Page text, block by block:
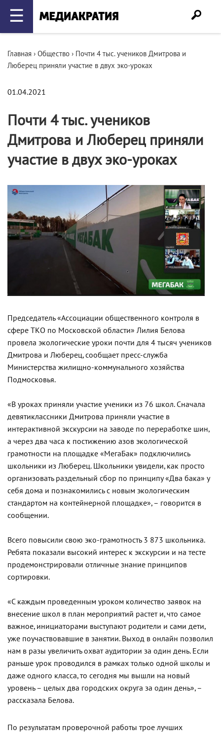
☰
Главная › Общество › Почти 4 тыс. учеников Дмитрова и
Люберец приняли участие в двух эко-уроках
01.04.2021
Почти 4 тыс. учеников
Дмитрова и Люберец приняли
участие в двух эко-уроках
Председатель «Ассоциации общественного контроля в
сфере ТКО по Московской области» Лилия Белова
провела экологические уроки почти для 4 тысяч учеников
Дмитрова и Люберец, сообщает пресс-служба
Министерства жилищно-коммунального хозяйства
Подмосковья.
«В уроках приняли участие ученики из 76 школ. Сначала
девятиклассники Дмитрова приняли участие в
интерактивной экскурсии на заводе по переработке шин,
а через два часа к постижению азов экологической
грамотности на площадке «МегаБак» подключились
школьники из Люберец. Школьники увидели, как просто
организовать раздельный сбор по принципу «Два бака» у
себя дома и познакомились с новым экологическим
стандартом на контейнерной площадке», – говорится в
сообщении.
Всего повысили свою эко-грамотность 3 873 школьника.
Ребята показали высокий интерес к экскурсии и на тесте
продемонстрировали отличные знание принципов
сортировки.
«С каждым проведенным уроком количество заявок на
внесение школ в план мероприятий растет и, что самое
важное, инициаторами выступают родители и сами дети,
уже поучаствовавшие в занятии. Выход в онлайн позволил
нам в разы увеличить охват аудитории за один день. Если
раньше урок проводился в рамках только одной школы и
даже одного класса, то сегодня мы вышли на новый
уровень – целых два городских округа за один день», –
рассказала Белова.
По результатам проверочной работы трое лучших